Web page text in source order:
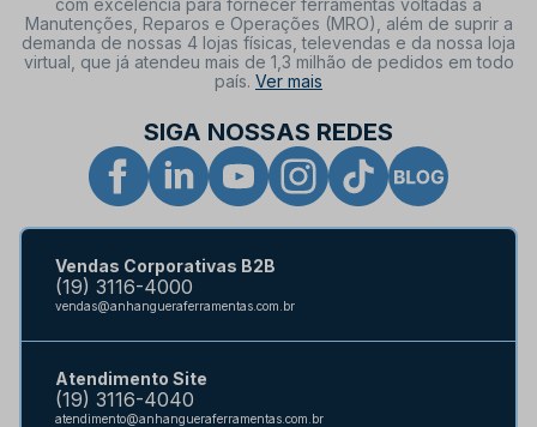
com excelência para fornecer ferramentas voltadas a
Manutenções, Reparos e Operações (MRO), além de suprir a
demanda de nossas 4 lojas físicas, televendas e da nossa loja
virtual, que já atendeu mais de 1,3 milhão de pedidos em todo
país. Ver mais
SIGA NOSSAS REDES
Vendas Corporativas B2B
(19) 3116-4000
vendas@anhangueraferramentas.com.br
Atendimento Site
(19) 3116-4040
atendimento@anhangueraferramentas.com.br